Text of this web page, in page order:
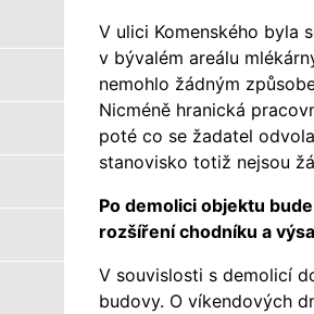
V ulici Komenského byla
v bývalém areálu
nemohlo žádným
Nicméně hranická
poté co se žadatel
stanovisko totiž nejsou
Po demolici objektu
rozšíření chodníku a
V souvislosti s demolicí
budovy. O víkendových